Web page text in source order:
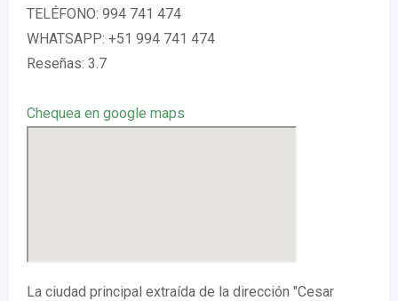
TELÉFONO: 994 741 474
WHATSAPP: +51 994 741 474
Reseñas: 3.7
Chequea en google maps
La ciudad principal extraída de la dirección "Cesar